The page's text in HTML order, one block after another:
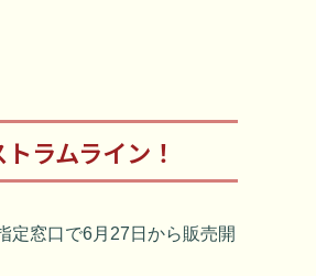
ラムライン！
定窓口で6月27日から販売開